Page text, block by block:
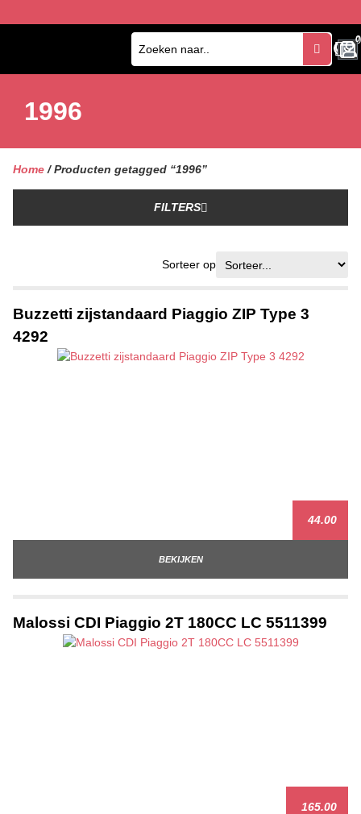
0
0
1996
Home / Producten getagged “1996”
FILTERS
Sorteer op
Buzzetti zijstandaard Piaggio ZIP Type 3
4292
44.00
BEKIJKEN
Malossi CDI Piaggio 2T 180CC LC 5511399
165.00